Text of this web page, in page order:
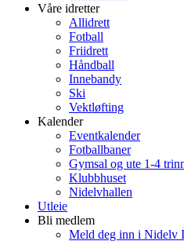
Våre idretter
Allidrett
Fotball
Friidrett
Håndball
Innebandy
Ski
Vektløfting
Kalender
Eventkalender
Fotballbaner
Gymsal og ute 1-4
Klubbhuset
Nidelvhallen
Utleie
Bli medlem
Meld deg inn i Nidelv